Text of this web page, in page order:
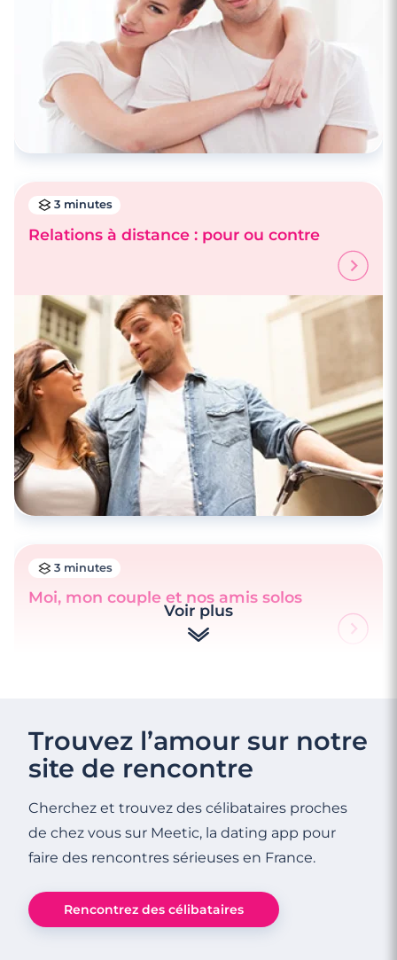
3 minutes
Relations à distance : pour ou contre
3 minutes
Moi, mon couple et nos amis solos
3 minutes
Voir plus
Trouvez l’amour sur notre
site de rencontre
Cherchez et trouvez des célibataires proches
de chez vous sur Meetic, la dating app pour
faire des rencontres sérieuses en France.
Rencontrez des célibataires